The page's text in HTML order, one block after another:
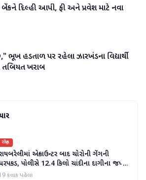
દિલ્હી આપી, ફી અને પ્રવેશ માટે નવા
ભૂખ હડતાળ પર રહેલા ઝારખંડના વિદ્યાર્થી
તબિયત ખરાબ
રાષ્ટ્રીય
એન્કાઉન્ટર બાદ ચોરોની ગેંગની
પોલીસે 12.4 કિલો ચાંદીના દાગીના જપ્ત
કલાક પહેલા